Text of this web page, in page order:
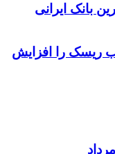
بانک ایرانی
ریسک را افزایش